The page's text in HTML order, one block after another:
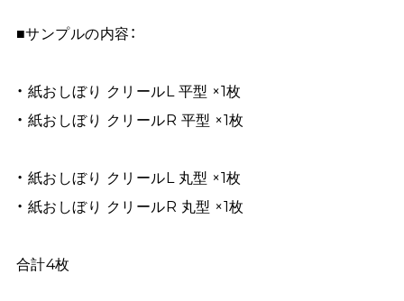
■サンプルの内容：
・ 紙おしぼり クリールL 平型 ×1枚
・ 紙おしぼり クリールR 平型 ×1枚
・ 紙おしぼり クリールL 丸型 ×1枚
・ 紙おしぼり クリールR 丸型 ×1枚
合計4枚